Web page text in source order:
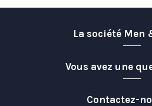
La société Men
Vous avez une
Contactez-